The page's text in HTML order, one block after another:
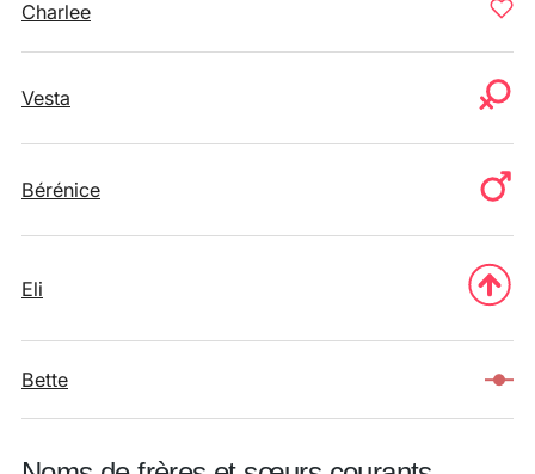
Charlee
Vesta
Bérénice
Eli
Bette